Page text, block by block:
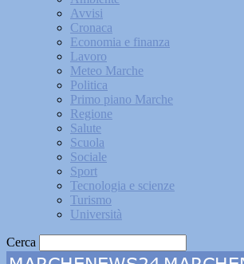
Avvisi
Cronaca
Economia e finanza
Lavoro
Meteo Marche
Politica
Primo piano Marche
Regione
Salute
Scuola
Sociale
Sport
Tecnologia e scienze
Turismo
Università
Cerca